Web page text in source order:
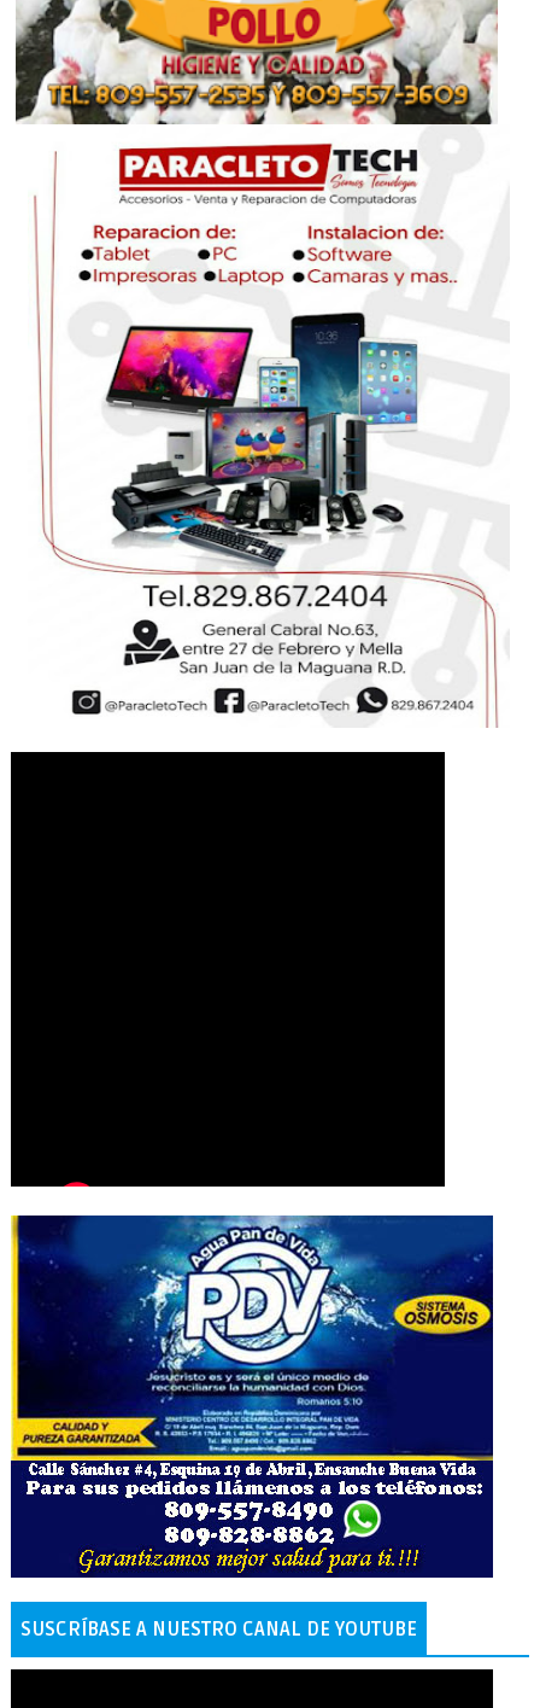
SUSCRÍBASE A NUESTRO CANAL DE YOUTUBE